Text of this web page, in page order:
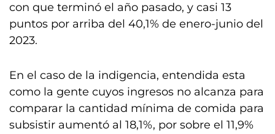
con que terminó el año pasado, y casi 13
puntos por arriba del 40,1% de enero-junio del
2023.
En el caso de la indigencia, entendida esta
como la gente cuyos ingresos no alcanza para
comparar la cantidad mínima de comida para
subsistir aumentó al 18,1%, por sobre el 11,9%